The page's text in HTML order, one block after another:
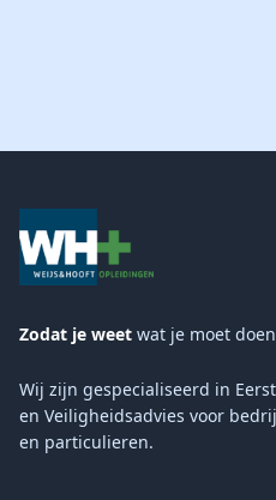
Zodat je weet wat je moet
Wij zijn gespecialiseerd in
en Veiligheidsadvies voor
en particulieren.